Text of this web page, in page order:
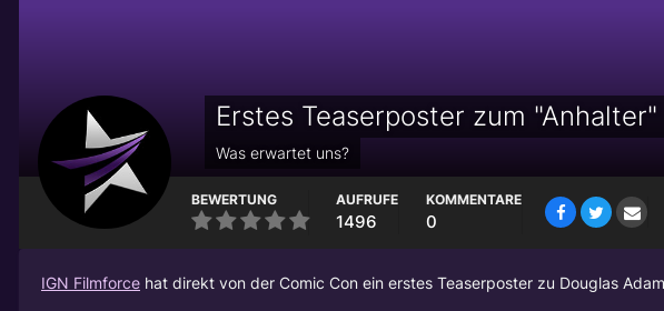
Erstes Teaserposter zum "Anhalter"
Was erwartet uns?
BEWERTUNG AUFRUFE
1496
KOMMENTARE
0
IGN Filmforce hat direkt von der Comic Con ein erstes Teaserposter zu Douglas